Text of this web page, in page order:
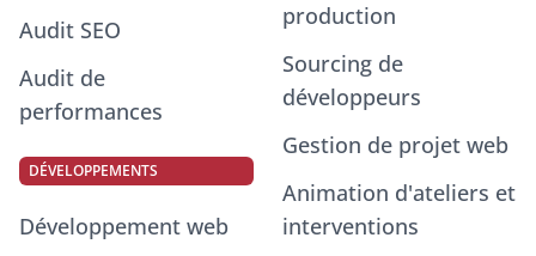
Audit SEO
Audit de
performances
DÉVELOPPEMENTS
Développement web
production
Sourcing de
développeurs
Gestion de projet web
Animation d'ateliers et
interventions